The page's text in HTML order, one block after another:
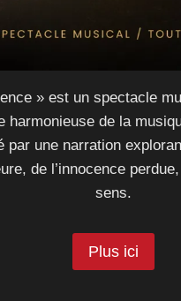
» est un spectacle
harmonieuse de la
par une narration
de l’innocence
sens.
Plus ici